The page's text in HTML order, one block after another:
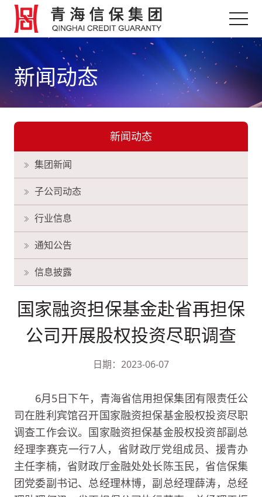
新闻动态
新闻动态
集团新闻
子公司动态
行业信息
通知公告
信息披露
国家融资担保基金赴省再担保
公司开展股权投资尽职调查
日期：2023-06-07
6月5日下午，青海省信用担保集团有限责任公
司在胜利宾馆召开国家融资担保基金股权投资尽职
调查工作会议。国家融资担保基金股权投资部副总
经理李赛克一行7人，省财政厅党组成员、援青办
主任李楠，省财政厅金融处处长陈玉民，省信保集
团党委副书记、总经理林博，副总经理薛涛，总经